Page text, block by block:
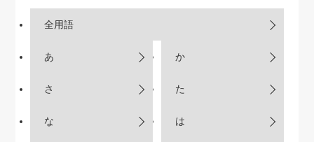
全用語
あ か
さ た
な は